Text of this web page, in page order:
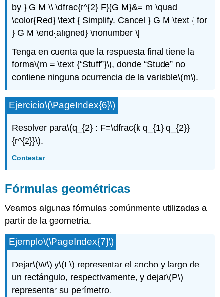
by } G M \\ \dfrac{r^{2} F}{G M}&= m \quad
\color{Red} \text { Simplify. Cancel } G M \text { for
} G M \end{aligned} \nonumber \]
Tenga en cuenta que la respuesta final tiene la
forma\(m = \text {“Stuff”}\), donde “Stude” no
contiene ninguna ocurrencia de la variable\(m\).
Ejercicio\(\PageIndex{6}\)
Resolver para\(q_{2} : F=\dfrac{k q_{1} q_{2}}
{r^{2}}\).
Contestar
Fórmulas geométricas
Veamos algunas fórmulas comúnmente utilizadas a
partir de la geometría.
Ejemplo\(\PageIndex{7}\)
Dejar\(W\) y\(L\) representar el ancho y largo de
un rectángulo, respectivamente, y dejar\(P\)
representar su perímetro.